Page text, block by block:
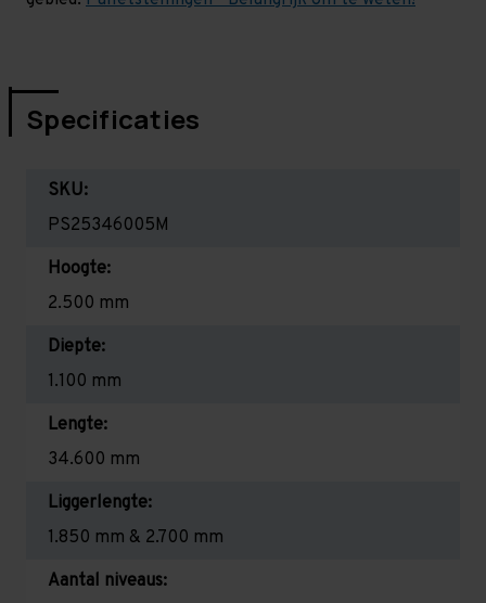
Specificaties
SKU:
PS25346005M
Hoogte:
2.500 mm
Diepte:
1.100 mm
Lengte:
34.600 mm
Liggerlengte:
1.850 mm & 2.700 mm
Aantal niveaus: